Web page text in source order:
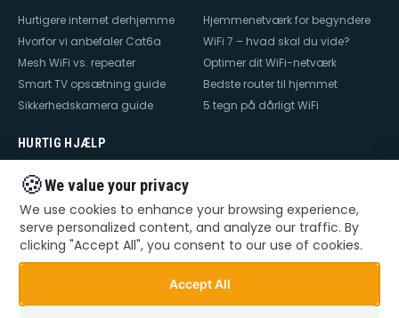
Hurtigere internet derhjemme
Hjemmenetværk for begyndere
Hvorfor vi anbefaler Cat6a
WiFi 7 – hvad skal du vide?
Mesh WiFi vs. repeater
Optimer dit WiFi-netværk
Smart TV opsætning guide
Bedste router til hjemmet
Sikkerhedskamera guide
5 tegn på dårligt WiFi
HURTIG HJÆLP
Hjælp til internet
Hjælp til TV
Hjælp til router
WiFi falder ud
TV der ikke virker
Dårlig WiFi
Mesh WiFi opsætning
Videoovervågning – privat &
🍪We value your privacy
We use cookies to enhance your browsing experience,
serve personalized content, and analyze our traffic. By
clicking "Accept All", you consent to our use of cookies.
Accept All